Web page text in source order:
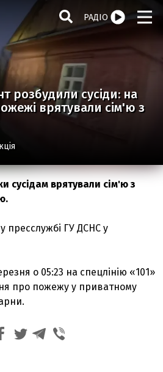
РАДІО
розбудили сусіди: на
врятували сім'ю з
сусідам врятували сім'ю з
пресслужбі ГУ ДСНС у
о 05:23 на спецлінію «101»
про пожежу у приватному